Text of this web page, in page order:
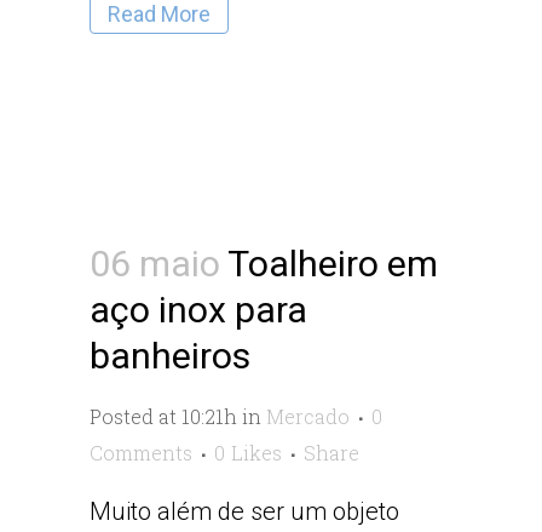
Read More
06 maio Toalheiro em
aço inox para
banheiros
Posted at 10:21h in Mercado
0
Comments
0 Likes Share
Muito além de ser um objeto